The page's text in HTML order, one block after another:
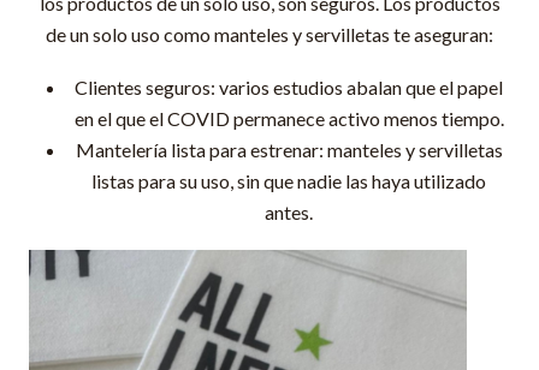
de un solo uso como manteles y servilletas te aseguran:
Clientes seguros: varios estudios abalan que el papel
en el que el COVID permanece activo menos tiempo.
Mantelería lista para estrenar: manteles y servilletas
listas para su uso, sin que nadie las haya utilizado
antes.